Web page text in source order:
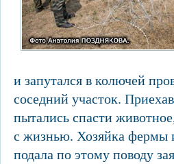
и запутался в колючей
соседний участок.
пытались спасти
с жизнью. Хозяйка фермы
подала по этому поводу